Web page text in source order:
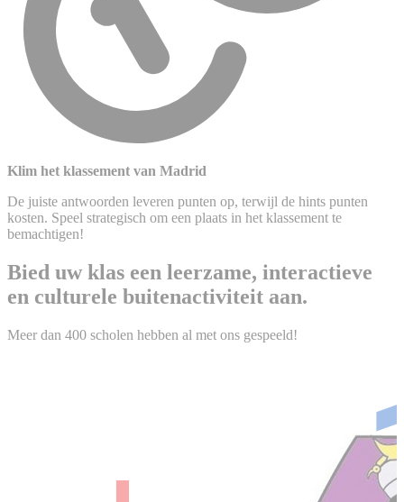
Klim het klassement van Madrid
De juiste antwoorden leveren punten op, terwijl de hints punten
kosten. Speel strategisch om een plaats in het klassement te
bemachtigen!
Bied uw klas een leerzame, interactieve
en culturele buitenactiviteit aan.
Meer dan 400 scholen hebben al met ons gespeeld!